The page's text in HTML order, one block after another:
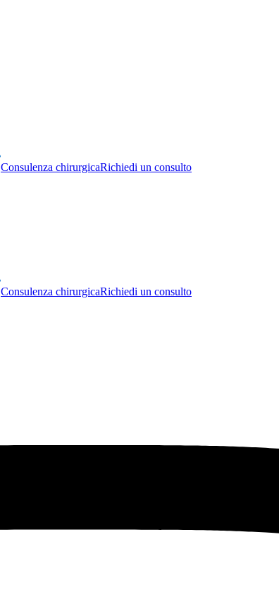
Consulenza chirurgicaRichiedi un consulto
Consulenza chirurgicaRichiedi un consulto